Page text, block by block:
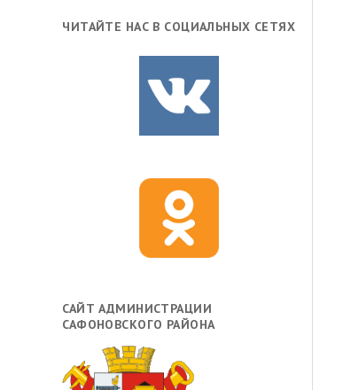
ЧИТАЙТЕ НАС В СОЦИАЛЬНЫХ СЕТЯХ
САЙТ АДМИНИСТРАЦИИ
САФОНОВСКОГО РАЙОНА